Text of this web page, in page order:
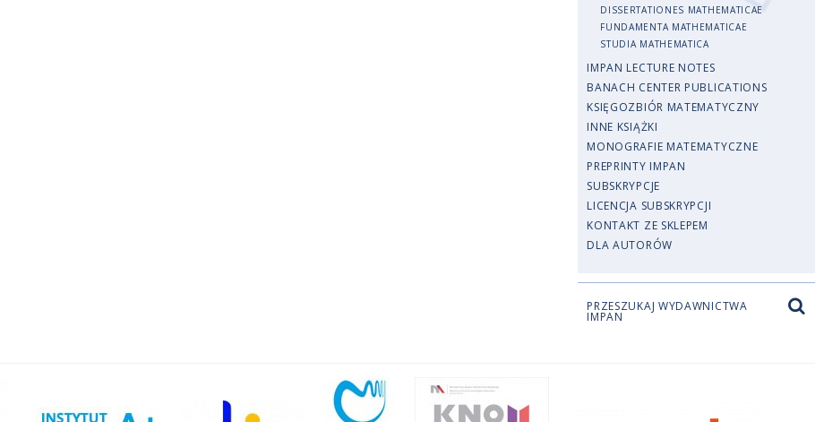
DISSERTATIONES MATHEMATICAE
FUNDAMENTA MATHEMATICAE
STUDIA MATHEMATICA
IMPAN LECTURE NOTES
BANACH CENTER PUBLICATIONS
KSIĘGOZBIÓR MATEMATYCZNY
INNE KSIĄŻKI
MONOGRAFIE MATEMATYCZNE
PREPRINTY IMPAN
SUBSKRYPCJE
LICENCJA SUBSKRYPCJI
KONTAKT ZE SKLEPEM
DLA AUTORÓW
PRZESZUKAJ WYDAWNICTWA
IMPAN